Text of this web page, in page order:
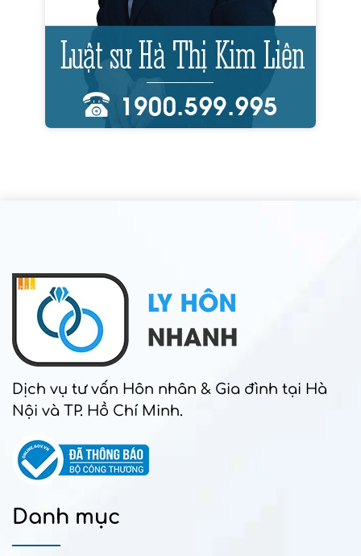
Dịch vụ tư vấn Hôn nhân & Gia đình tại Hà
Nội và TP. Hồ Chí Minh.
Danh mục